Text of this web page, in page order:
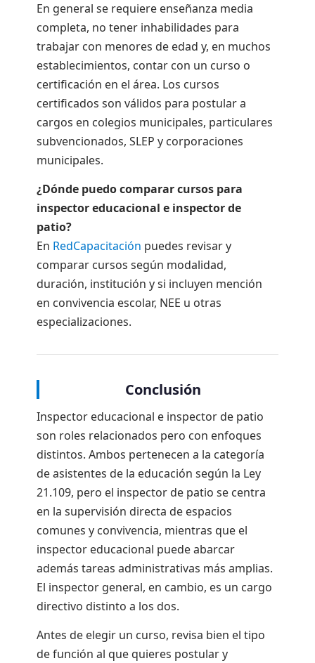
En general se requiere enseñanza media
completa, no tener inhabilidades para
trabajar con menores de edad y, en muchos
establecimientos, contar con un curso o
certificación en el área. Los cursos
certificados son válidos para postular a
cargos en colegios municipales, particulares
subvencionados, SLEP y corporaciones
municipales.
¿Dónde puedo comparar cursos para
inspector educacional e inspector de
patio?
En RedCapacitación puedes revisar y
comparar cursos según modalidad,
duración, institución y si incluyen mención
en convivencia escolar, NEE u otras
especializaciones.
Conclusión
Inspector educacional e inspector de patio
son roles relacionados pero con enfoques
distintos. Ambos pertenecen a la categoría
de asistentes de la educación según la Ley
21.109, pero el inspector de patio se centra
en la supervisión directa de espacios
comunes y convivencia, mientras que el
inspector educacional puede abarcar
además tareas administrativas más amplias.
El inspector general, en cambio, es un cargo
directivo distinto a los dos.
Antes de elegir un curso, revisa bien el tipo
de función al que quieres postular y